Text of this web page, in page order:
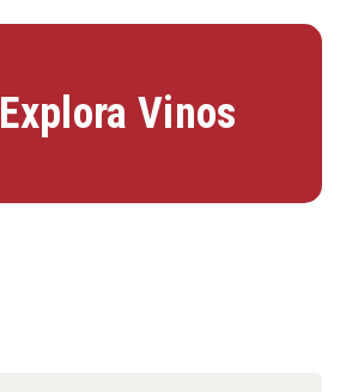
Explora Vinos